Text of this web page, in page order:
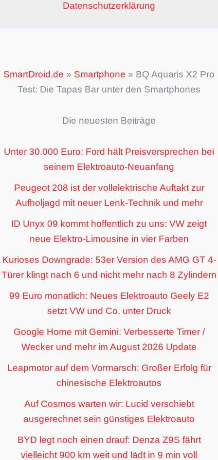
Datenschutzerklärung
SmartDroid.de » Smartphone » BQ Aquaris X2 Pro
Test: Die Tapas Bar unter den Smartphones
Die neuesten Beiträge
Unter 30.000 Euro: Ford hält Preisversprechen bei
seinem Elektroauto-Neuanfang
Peugeot 208 ist der vollelektrische Auftakt zur
Aufholjagd mit neuer Lenk-Technik und mehr
ID Unyx 09 kommt hoffentlich zu uns: VW zeigt
neue Elektro-Limousine in vier Farben
Kurioses Downgrade: 53er Version des AMG GT 4-
Türer klingt nach 6 und nicht mehr nach 8 Zylindern
99 Euro monatlich: Neues Elektroauto Geely E2
setzt VW und Co. unter Druck
Google Home mit Gemini: Verbesserte Timer /
Wecker und mehr im August 2026 Update
Leapmotor auf dem Vormarsch: Großer Erfolg für
chinesische Elektroautos
Auf Cosmos warten wir: Lucid verschiebt
ausgerechnet sein günstiges Elektroauto
BYD legt noch einen drauf: Denza Z9S fährt
vielleicht 900 km weit und lädt in 9 min voll